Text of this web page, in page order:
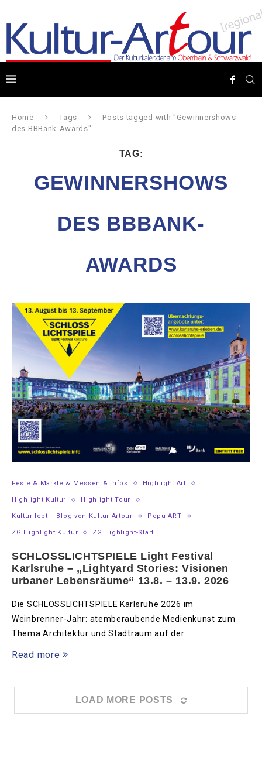
Home Tags
Posts tagged with "Gewinnershows
des BBBank-Awards"
TAG:
GEWINNERSHOWS
DES BBBANK-
AWARDS
Feste & Märkte & Messen & Infos Highlight Art
Highlight Kultur Highlight Tour
Kultur lebt! - Blog von Kultur-Artour PopulART
ZG Highlight Kultur ZG Highlight-Start
SCHLOSSLICHTSPIELE Light Festival
Karlsruhe – „Lightyard Stories: Visionen
urbaner Lebensräume“ 13.8. – 13.9. 2026
Die SCHLOSSLICHTSPIELE Karlsruhe 2026 im
Weinbrenner-Jahr: atemberaubende Medienkunst zum
Thema Architektur und Stadtraum auf der …
Read more
LOAD MORE POSTS